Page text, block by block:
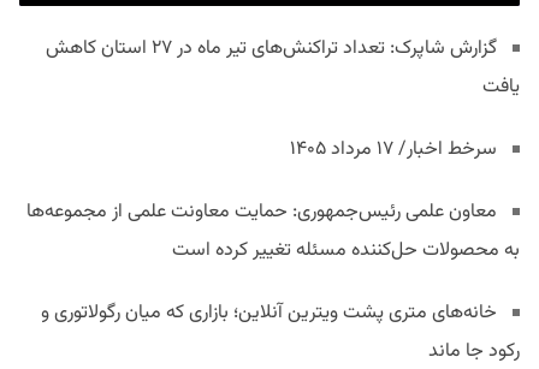
گزارش شاپرک: تعداد تراکنش‌های تیر ماه در ۲۷ استان‌ کاهش
یافت
سرخط اخبار/ ۱۷ مرداد ۱۴۰۵
معاون علمی رئیس‌جمهوری: حمایت معاونت علمی از مجموعه‌ها
به محصولات حل‌کننده مسئله تغییر کرده است
خانه‌های متری پشت ویترین آنلاین؛ بازاری که میان رگولاتوری و
رکود جا ماند